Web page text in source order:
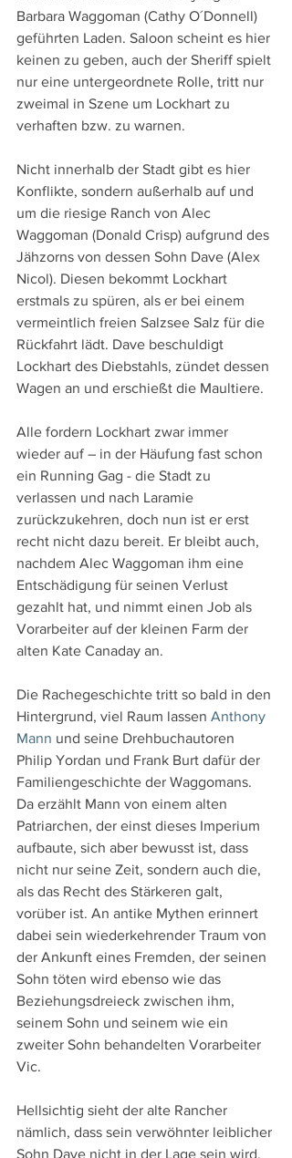
Barbara Waggoman (Cathy O´Donnell)
geführten Laden. Saloon scheint es hier
keinen zu geben, auch der Sheriff spielt
nur eine untergeordnete Rolle, tritt nur
zweimal in Szene um Lockhart zu
verhaften bzw. zu warnen.
Nicht innerhalb der Stadt gibt es hier
Konflikte, sondern außerhalb auf und
um die riesige Ranch von Alec
Waggoman (Donald Crisp) aufgrund des
Jähzorns von dessen Sohn Dave (Alex
Nicol). Diesen bekommt Lockhart
erstmals zu spüren, als er bei einem
vermeintlich freien Salzsee Salz für die
Rückfahrt lädt. Dave beschuldigt
Lockhart des Diebstahls, zündet dessen
Wagen an und erschießt die Maultiere.
Alle fordern Lockhart zwar immer
wieder auf – in der Häufung fast schon
ein Running Gag - die Stadt zu
verlassen und nach Laramie
zurückzukehren, doch nun ist er erst
recht nicht dazu bereit. Er bleibt auch,
nachdem Alec Waggoman ihm eine
Entschädigung für seinen Verlust
gezahlt hat, und nimmt einen Job als
Vorarbeiter auf der kleinen Farm der
alten Kate Canaday an.
Die Rachegeschichte tritt so bald in den
Hintergrund, viel Raum lassen Anthony
Mann und seine Drehbuchautoren
Philip Yordan und Frank Burt dafür der
Familiengeschichte der Waggomans.
Da erzählt Mann von einem alten
Patriarchen, der einst dieses Imperium
aufbaute, sich aber bewusst ist, dass
nicht nur seine Zeit, sondern auch die,
als das Recht des Stärkeren galt,
vorüber ist. An antike Mythen erinnert
dabei sein wiederkehrender Traum von
der Ankunft eines Fremden, der seinen
Sohn töten wird ebenso wie das
Beziehungsdreieck zwischen ihm,
seinem Sohn und seinem wie ein
zweiter Sohn behandelten Vorarbeiter
Vic.
Hellsichtig sieht der alte Rancher
nämlich, dass sein verwöhnter leiblicher
Sohn Dave nicht in der Lage sein wird,